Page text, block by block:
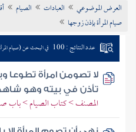
تراجم الأعلام
العرض الموضوعي العبادات الصيام
صيام المرأة بإذن زوجها
عدد النتائج : 100 في البحث عن (صيام
لا تصومن امرأة تطوعا
تأذن في بيته وهو شاهد
المصنف > كتاب الصيام > باب